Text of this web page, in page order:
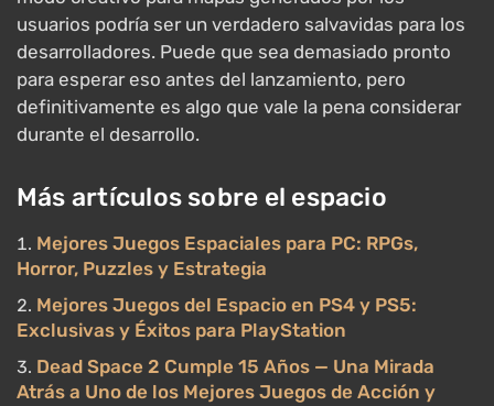
usuarios podría ser un verdadero salvavidas para los
desarrolladores. Puede que sea demasiado pronto
para esperar eso antes del lanzamiento, pero
definitivamente es algo que vale la pena considerar
durante el desarrollo.
Más artículos sobre el espacio
Mejores Juegos Espaciales para PC: RPGs,
Horror, Puzzles y Estrategia
Mejores Juegos del Espacio en PS4 y PS5:
Exclusivas y Éxitos para PlayStation
Dead Space 2 Cumple 15 Años — Una Mirada
Atrás a Uno de los Mejores Juegos de Acción y